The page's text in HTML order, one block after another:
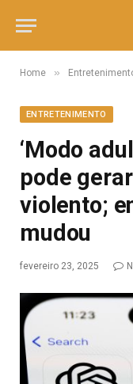
Home »
ENTRETENIMENTO
‘Modo
pode
violento;
mudou
fevereiro 23, 2025